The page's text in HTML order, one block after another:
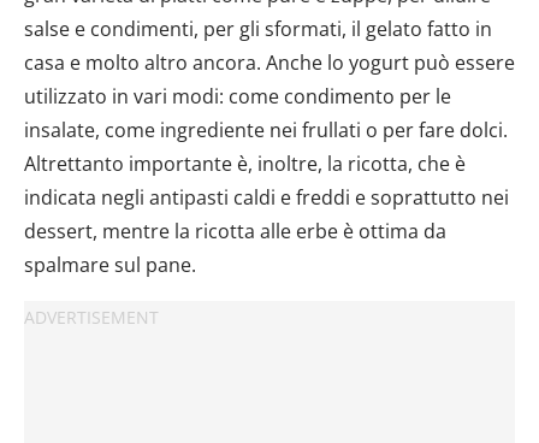
salse e condimenti, per gli sformati, il gelato fatto in
casa e molto altro ancora. Anche lo yogurt può essere
utilizzato in vari modi: come condimento per le
insalate, come ingrediente nei frullati o per fare dolci.
Altrettanto importante è, inoltre, la ricotta, che è
indicata negli antipasti caldi e freddi e soprattutto nei
dessert, mentre la ricotta alle erbe è ottima da
spalmare sul pane.